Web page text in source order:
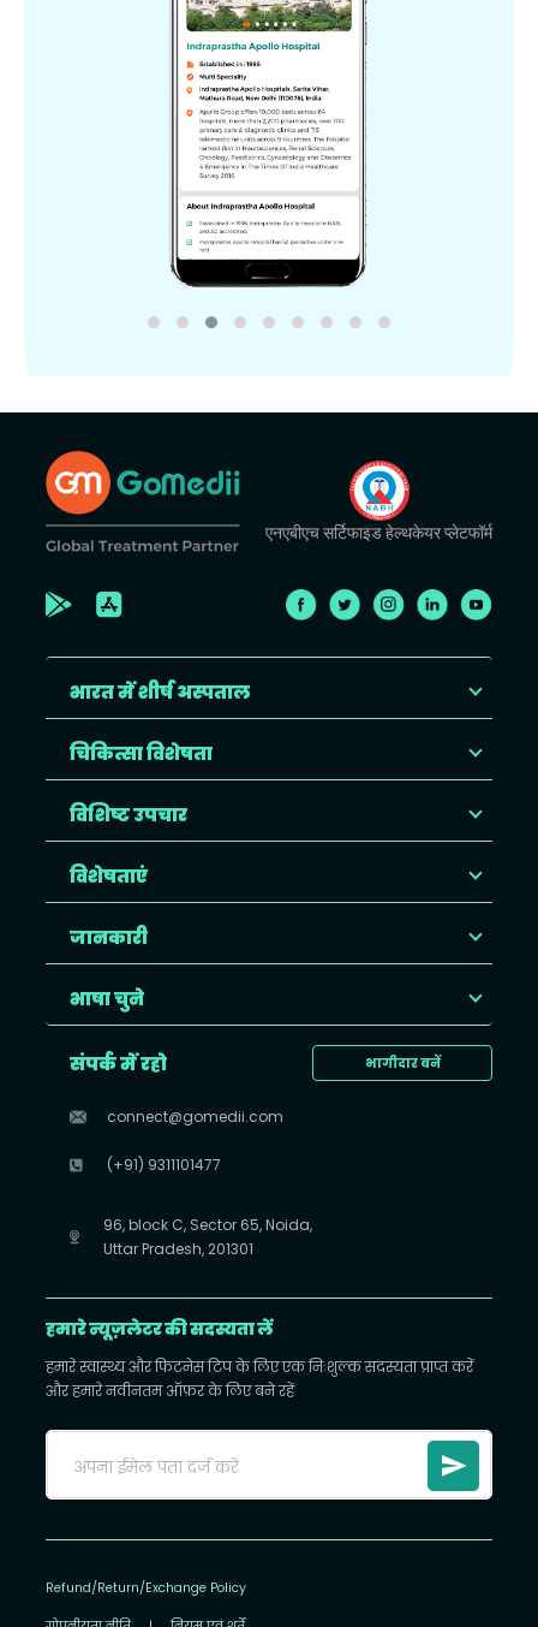
एनएबीएच सर्टिफाइड हेल्थकेयर प्लेटफॉर्म
भारत में शीर्ष अस्पताल
चिकित्सा विशेषता
विशिष्ट उपचार
विशेषताएं
जानकारी
भाषा चुने
भागीदार बनें
संपर्क में रहो
connect@gomedii.com
(+91) 9311101477
96, block C, Sector 65, Noida,
Uttar Pradesh, 201301
हमारे न्यूज़लेटर की सदस्यता लें
हमारे स्वास्थ्य और फिटनेस टिप के लिए एक निःशुल्क सदस्यता प्राप्त करें
और हमारे नवीनतम ऑफ़र के लिए बने रहें
Refund/Return/Exchange Policy